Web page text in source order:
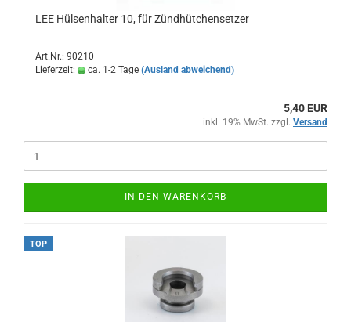
LEE Hülsenhalter 10, für Zündhütchensetzer
Art.Nr.: 90210
Lieferzeit:
ca. 1-2 Tage (Ausland abweichend)
5,40 EUR
inkl. 19% MwSt. zzgl. Versand
IN DEN WARENKORB
TOP